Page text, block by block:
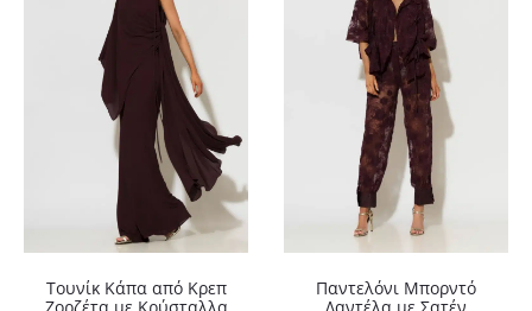
Τουνίκ Κάπα από Κρεπ
Παντελόνι Μπορντό